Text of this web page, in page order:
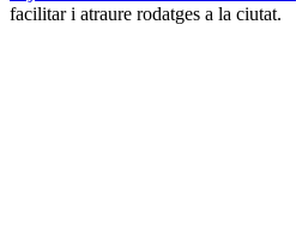
facilitar i atraure rodatges a la ciutat.